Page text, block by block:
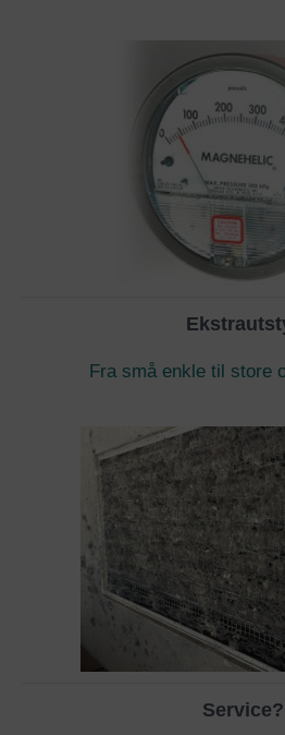
Fra små enkle til store
Service?